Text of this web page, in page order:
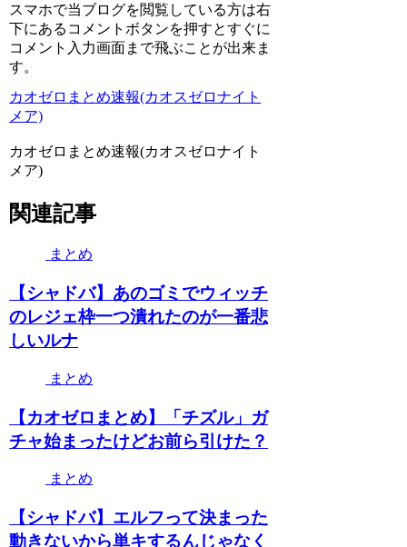
スマホで当ブログを閲覧している方は右
下にあるコメントボタンを押すとすぐに
コメント入力画面まで飛ぶことが出来ま
す。
カオゼロまとめ速報(カオスゼロナイト
メア)
カオゼロまとめ速報(カオスゼロナイト
メア)
関連記事
まとめ
【シャドバ】あのゴミでウィッチ
のレジェ枠一つ潰れたのが一番悲
しいルナ
まとめ
【カオゼロまとめ】「チズル」ガ
チャ始まったけどお前ら引けた？
まとめ
【シャドバ】エルフって決まった
動きないから単キするんじゃなく